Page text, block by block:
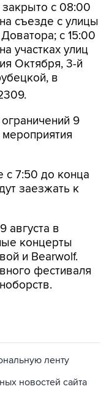
закрыто с 08:00
съезде с улицы
с 15:00
участках улиц
Октября, 3-й
в
9
мероприятия
с 7:50 до конца
заезжать к
августа в
концерты
и Bearwolf.
фестиваля
ленту
новостей сайта